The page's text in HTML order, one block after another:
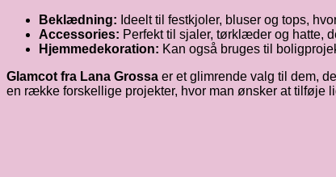
Beklædning: Ideelt til festkjoler, bluser og tops,
Accessories: Perfekt til sjaler, tørklæder og hatte,
Hjemmedekoration: Kan også bruges til
Glamcot fra Lana Grossa er et glimrende valg til dem,
en række forskellige projekter, hvor man ønsker at tilføje